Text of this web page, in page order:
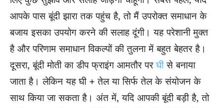
आपके पास बूंदी झारा तक पहुंच है, तो मैं उपरोक्त समाधान के
बजाय इसका उपयोग करने की सलाह दूंगी। यह परेशानी मुक्त
है और परिणाम समाधान विकल्पों की तुलना में बहुत बेहतर है।
दूसरा, बूंदी मोती का डीप फ्राइंग आमतौर परघीसे बनाया
जाता है। लेकिन यह घी + तेल या सिर्फ तेल के संयोजन के
साथ किया जा सकता है। अंत में, यदि आपकी बूंदी बड़ी है, तो